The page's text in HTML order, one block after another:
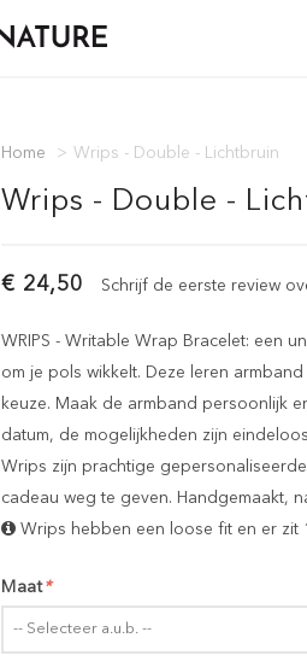
Home > Wrips - Double - Lichtbruin
Wrips - Double -
€ 24,50 Schrijf de eerste review
WRIPS - Writable Wrap Bracelet: een
om je pols wikkelt. Deze leren
keuze. Maak de armband persoonlijk
datum, de mogelijkheden zijn eindeloos
Wrips zijn prachtige
cadeau weg te geven. Handgemaakt,
Wrips hebben een loose fit en er zit
*
Maat
-- Selecteer a.u.b. --